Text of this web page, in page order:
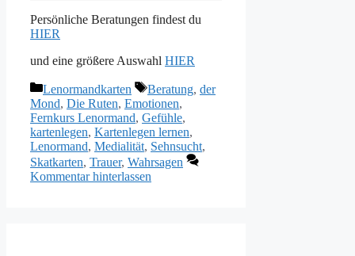
Persönliche Beratungen findest du
HIER
und eine größere Auswahl HIER
Kategorien
Lenormandkarten Schlagwörter
Beratung, der
Mond, Die Ruten, Emotionen,
Fernkurs Lenormand, Gefühle,
kartenlegen, Kartenlegen lernen,
Lenormand, Medialität, Sehnsucht,
Skatkarten, Trauer, Wahrsagen
Kommentar hinterlassen